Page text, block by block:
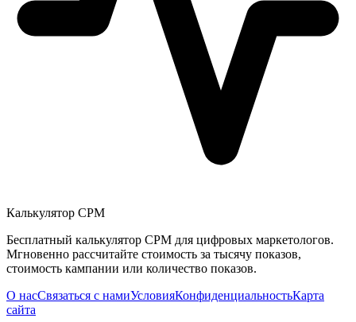
Калькулятор CPM
Бесплатный калькулятор CPM для цифровых маркетологов.
Мгновенно рассчитайте стоимость за тысячу показов,
стоимость кампании или количество показов.
О насСвязаться с намиУсловияКонфиденциальностьКарта
сайта